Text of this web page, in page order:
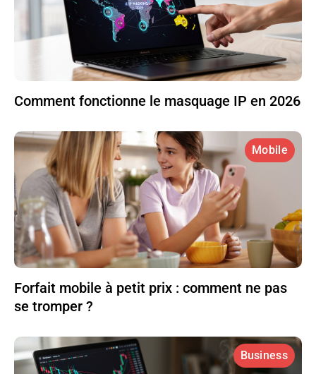
Comment fonctionne le masquage IP en 2026
Mobile
Forfait mobile à petit prix : comment ne pas
se tromper ?
Business